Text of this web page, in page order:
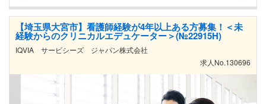
【埼玉県大宮市】看護師経験が4年以上ある方募集！＜未
経験からのクリニカルエデュケーター＞(№22915H)
IQVIA サービシーズ ジャパン株式会社
求人No.130696